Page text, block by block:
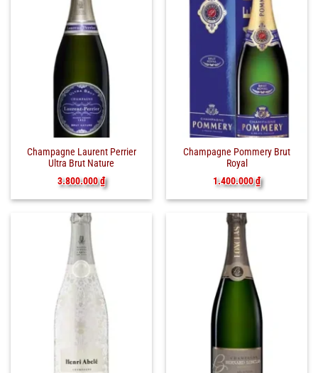
Champagne Laurent Perrier
Ultra Brut Nature
3.800.000₫
Champagne Pommery Brut
Royal
1.400.000₫